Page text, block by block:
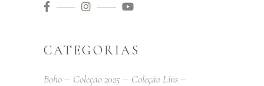
CATEGORIAS
Boho Coleção 2025
Coleção Lins